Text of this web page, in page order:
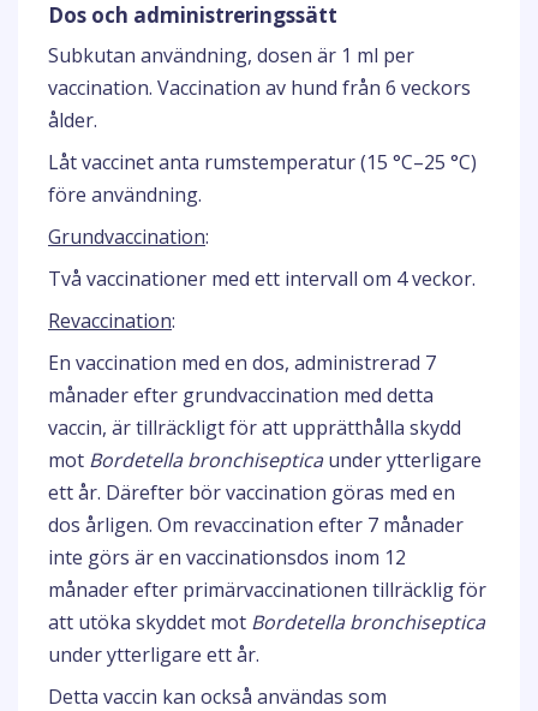
Dos och administreringssätt
Subkutan användning, dosen är 1 ml per
vaccination. Vaccination av hund från 6 veckors
ålder.
Låt vaccinet anta rumstemperatur (15 °C–25 °C)
före användning.
Grundvaccination:
Två vaccinationer med ett intervall om 4 veckor.
Revaccination:
En vaccination med en dos, administrerad 7
månader efter grundvaccination med detta
vaccin, är tillräckligt för att upprätthålla skydd
mot Bordetella bronchisepticaunder ytterligare
ett år. Därefter bör vaccination göras med en
dos årligen. Om revaccination efter 7 månader
inte görs är en vaccinationsdos inom 12
månader efter primärvaccinationen tillräcklig för
att utöka skyddet mot Bordetella bronchiseptica
under ytterligare ett år.
Detta vaccin kan också användas som